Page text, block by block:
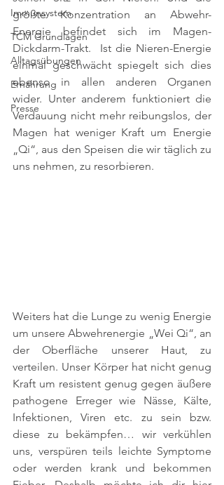
Immunsystem
TCM Grundlagen
Alltagsübungen
Ernährung
Presse
größte Konzentration an Abwehr-
Energie befindet sich im Magen-
Dickdarm-Trakt.  Ist die Nieren-Energie
einmal geschwächt spiegelt sich dies
ebenso in allen anderen Organen
wider. Unter anderem funktioniert die
Verdauung nicht mehr reibungslos, der
Magen hat weniger Kraft um Energie
„Qi“, aus den Speisen die wir täglich zu
uns nehmen, zu resorbieren.
Weiters hat die Lunge zu wenig Energie
um unsere Abwehrenergie „Wei Qi“, an
der Oberfläche unserer Haut, zu
verteilen. Unser Körper hat nicht genug
Kraft um resistent genug gegen äußere
pathogene Erreger wie Nässe, Kälte,
Infektionen, Viren etc. zu sein bzw.
diese zu bekämpfen… wir verkühlen
uns, verspüren teils leichte Symptome
oder werden krank und bekommen